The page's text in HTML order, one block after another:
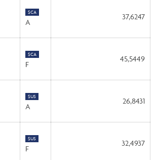
$CA
A
37,6247
$CA
F
45,5449
$US
A
26,8431
$US
F
32,4937